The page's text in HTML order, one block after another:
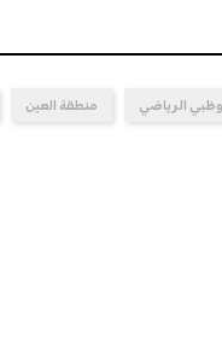
الرياضي منطقة العين